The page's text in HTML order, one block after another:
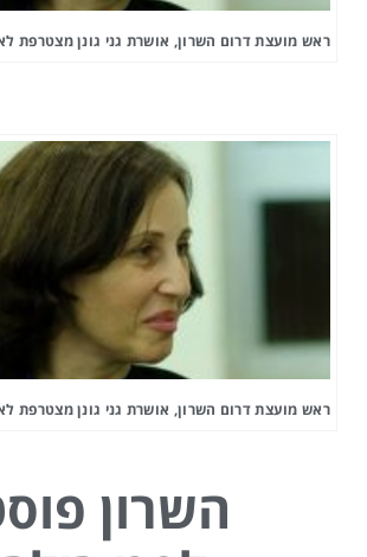
ראש מועצת דרום השרון, אושרת גני גונן מצטרפת
ראש מועצת דרום השרון, אושרת גני גונן מצטרפת
השרון